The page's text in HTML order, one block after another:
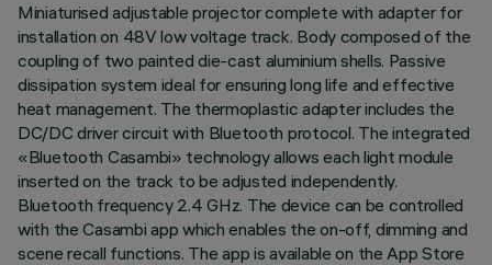
Miniaturised adjustable projector complete with adapter for
installation on 48V low voltage track. Body composed of the
coupling of two painted die-cast aluminium shells. Passive
dissipation system ideal for ensuring long life and effective
heat management. The thermoplastic adapter includes the
DC/DC driver circuit with Bluetooth protocol. The integrated
«Bluetooth Casambi» technology allows each light module
inserted on the track to be adjusted independently.
Bluetooth frequency 2.4 GHz. The device can be controlled
with the Casambi app which enables the on-off, dimming and
scene recall functions. The app is available on the App Store